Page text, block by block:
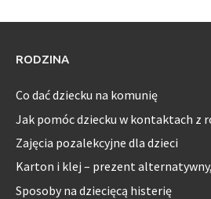
RODZINA
Co dać dziecku na komunię
Jak pomóc dziecku w kontaktach z
Zajęcia pozalekcyjne dla dzieci
Karton i klej – prezent
Sposoby na dziecięcą histerię